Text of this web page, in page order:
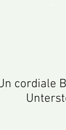
cordiale